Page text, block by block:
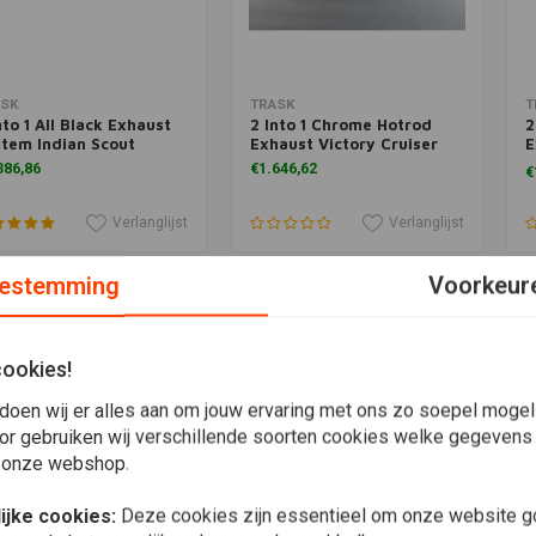
aan winkelwagen
1 All Black Exhaust
Indian Scout
Verlanglijst
Toevoegen aan winkelwagen
TRASK
2 Into 1 Chrome Hotrod
Exhaust Victory Cruiser
€1.646,62
Verlanglijst
wij er alles aan om jouw ervaring met ons zo soepel
gebruiken wij verschillende soorten cookies welke
webshop.
cookies: Deze cookies zijn essentieel om onze website